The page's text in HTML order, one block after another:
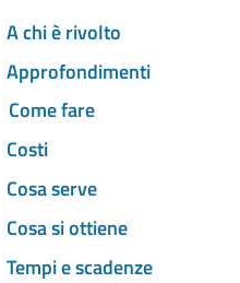
A chi è rivolto
Approfondimenti
Come fare
Costi
Cosa serve
Cosa si ottiene
Tempi e scadenze